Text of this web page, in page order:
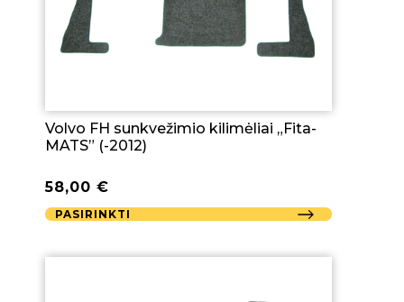
Volvo FH sunkvežimio kilimėliai „Fita-
MATS” (-2012)
58,00 €
PASIRINKTI